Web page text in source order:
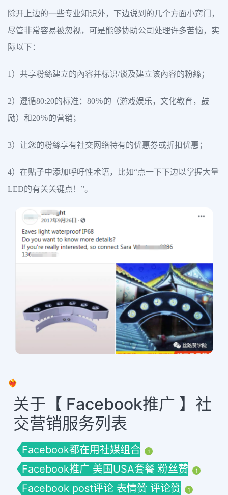
除开上边的一些专业知识外，下边说到的几个方面小窍门，
尽管非常容易被忽视，可是能够协助公司处理许多苦恼，实
际以下：
1）共享粉絲建立的內容并标识/谈及建立该內容的粉絲；
2）遵循80:20的标准：80％的（游戏娱乐，文化教育，鼓
励）和20％的营销；
3）让您的粉絲享有社交网络特有的优惠劵或折扣优惠；
4）在贴子中添加呼吁性术语，比如“点一下下边以掌握大量
LED的有关关键点！”。
❤️‍🔥
关于【 Facebook推广 】社
交营销服务列表
Facebook都在用社媒组合 1
Facebook推广 美国USA套餐 粉丝赞 1
Facebook post评论 表情赞 评论赞 1